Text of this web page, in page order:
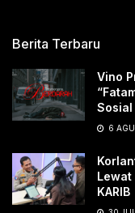
Berita Terbaru
Vino
Sosial
6
Lewat
KARIB